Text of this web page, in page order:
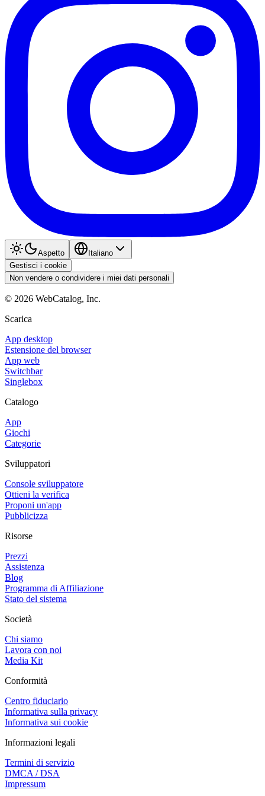
Aspetto
Italiano
Gestisci i cookie
Non vendere o condividere i miei dati personali
© 2026 WebCatalog, Inc.
Scarica
App desktop
Estensione del browser
App web
Switchbar
Singlebox
Catalogo
App
Giochi
Categorie
Sviluppatori
Console sviluppatore
Ottieni la verifica
Proponi un'app
Pubblicizza
Risorse
Prezzi
Assistenza
Blog
Programma di Affiliazione
Stato del sistema
Società
Chi siamo
Lavora con noi
Media Kit
Conformità
Centro fiduciario
Informativa sulla privacy
Informativa sui cookie
Informazioni legali
Termini di servizio
DMCA / DSA
Impressum